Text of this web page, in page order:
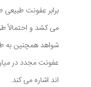
می کشد و احتمالاً
شواهد همچنین به
اند اشاره می کند.